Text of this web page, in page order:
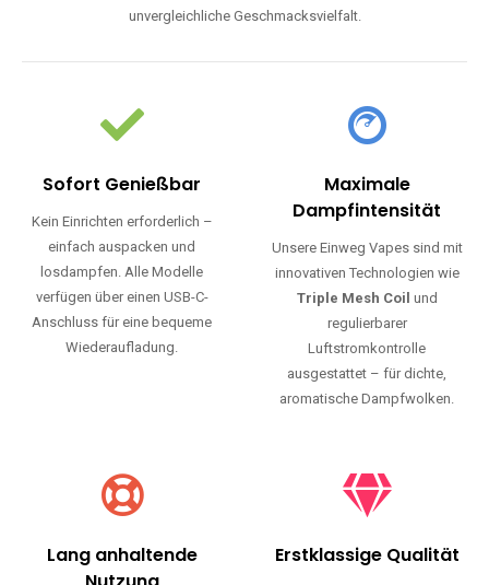
unvergleichliche Geschmacksvielfalt.
Sofort Genießbar
Kein Einrichten erforderlich –
einfach auspacken und
losdampfen. Alle Modelle
verfügen über einen USB-C-
Anschluss für eine bequeme
Wiederaufladung.
Maximale
Dampfintensität
Unsere Einweg Vapes sind mit
innovativen Technologien wie
Triple Mesh Coil und
regulierbarer
Luftstromkontrolle
ausgestattet – für dichte,
aromatische Dampfwolken.
Lang anhaltende
Erstklassige Qualität